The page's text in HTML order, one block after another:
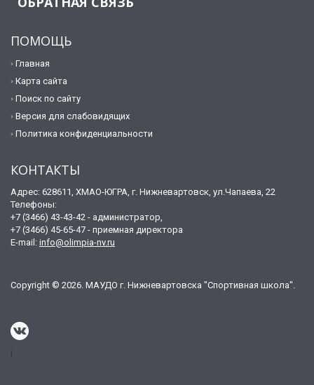
ПОМОЩЬ
Главная
Карта сайта
Поиск по сайту
Версия для слабовидящих
Политика конфиденциальности
КОНТАКТЫ
Адрес: 628611, ХМАО-ЮГРА, г. Нижневартовск, ул.Чапаева, 22
Телефоны:
+7 (3466) 43-43-42 - администратор,
+7 (3466) 45-65-47 - приемная директора
E-mail: info@olimpia-nv.ru
Copyright © 2026. МАУДО г. Нижневартовска "Спортивная школа".
!